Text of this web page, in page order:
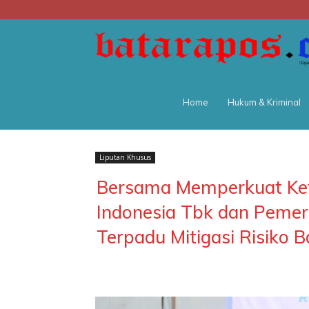
Home Hukum & Kriminal
Liputan Khusus
Bersama Memperkuat
Indonesia Tbk dan
Terpadu Mitigasi Risiko